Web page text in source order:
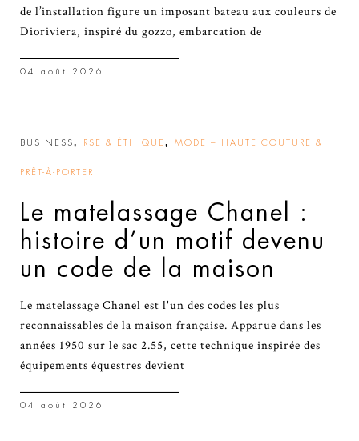
de l’installation figure un imposant bateau aux couleurs de
Dioriviera, inspiré du gozzo, embarcation de
04 août 2026
BUSINESS, RSE & ÉTHIQUE , MODE – HAUTE COUTURE &
PRÊT-À-PORTER
Le matelassage Chanel :
histoire d’un motif devenu
un code de la maison
Le matelassage Chanel est l'un des codes les plus
reconnaissables de la maison française. Apparue dans les
années 1950 sur le sac 2.55, cette technique inspirée des
équipements équestres devient
04 août 2026